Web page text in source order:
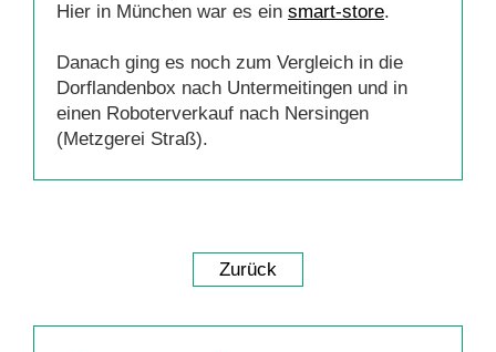
Hier in München war es ein smart-store.
Danach ging es noch zum Vergleich in die
Dorflandenbox nach Untermeitingen und in
einen Roboterverkauf nach Nersingen
(Metzgerei Straß).
Zurück